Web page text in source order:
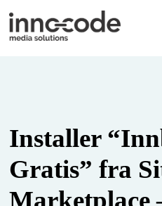
Installer
Gratis” fra
Marketplace